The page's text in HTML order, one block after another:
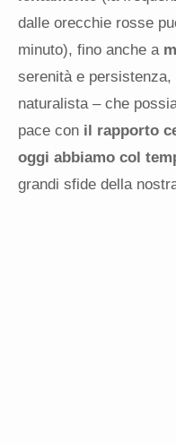
dalle orecchie rosse
minuto), fino anche a
serenità e
naturalista – che
pace con il rapporto
oggi abbiamo col
grandi sfide della